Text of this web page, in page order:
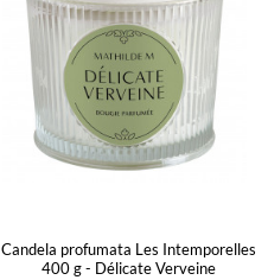
Candela profumata Les Intemporelles
400 g - Délicate Verveine